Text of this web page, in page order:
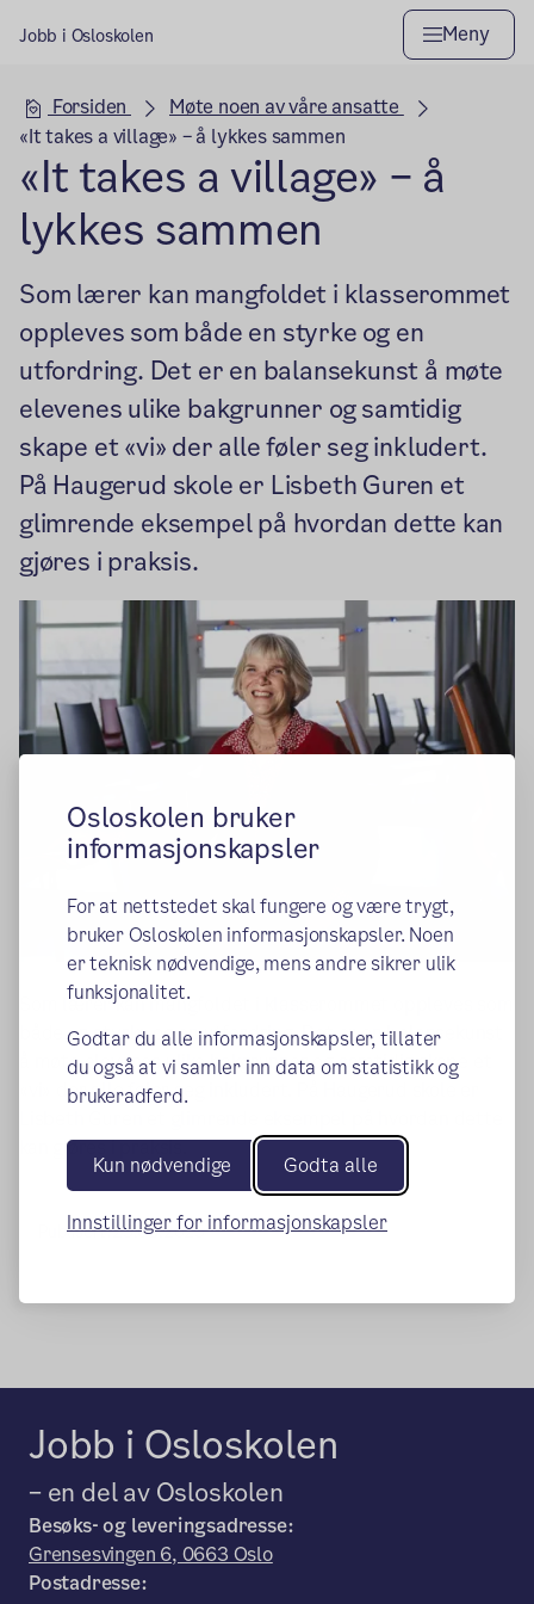
Osloskolen bruker
informasjonskapsler
For at nettstedet skal fungere og være trygt,
bruker Osloskolen informasjonskapsler. Noen
er teknisk nødvendige, mens andre sikrer ulik
funksjonalitet.
Godtar du alle informasjonskapsler, tillater
du også at vi samler inn data om statistikk og
brukeradferd.
Kun nødvendige Godta alle
Innstillinger for informasjonskapsler
Jobb i Osloskolen Meny
Hovedseksjon
Forsiden
Møte noen av våre ansatte
«It takes a village» – å lykkes sammen
«It takes a village» – å
lykkes sammen
Som lærer kan mangfoldet i klasserommet
oppleves som både en styrke og en
utfordring. Det er en balansekunst å møte
elevenes ulike bakgrunner og samtidig
skape et «vi» der alle føler seg inkludert.
På Haugerud skole er Lisbeth Guren et
glimrende eksempel på hvordan dette kan
gjøres i praksis.
Som lærer kan mangfoldet i klasserommet oppleves som
både en styrke og en utfordring. Det er en balansekunst
å møte elevenes ulike bakgrunner og samtidig skape et
«vi» der alle føler seg inkludert. På Haugerud skole er
kan gjøres i praksis.
Publisert:25.08.2025
Jobb i Osloskolen
– en del av Osloskolen
Besøks- og leveringsadresse:
Grensesvingen 6, 0663 Oslo
Postadresse: